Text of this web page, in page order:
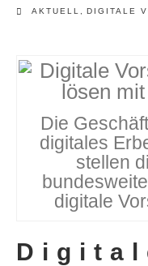
Geräteanalyse und
Internetsuche
Wie regeln Sie ihren
Digitaler Nachlass
AKTUELL DIGITALE
Die
digitales
stellen
digitale